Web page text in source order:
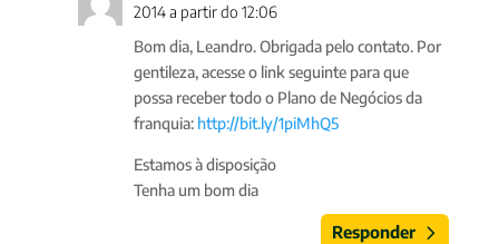
2014 a partir do 12:06
Bom dia, Leandro. Obrigada pelo contato. Por
gentileza, acesse o link seguinte para que
possa receber todo o Plano de Negócios da
franquia: http://bit.ly/1piMhQ5
Estamos à disposição
Tenha um bom dia
Responder